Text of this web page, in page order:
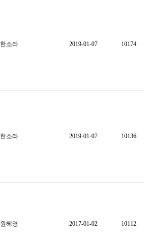
한소라 2019-01-07 10174
한소라 2019-01-07 10136
원혜영 2017-01-02 10112